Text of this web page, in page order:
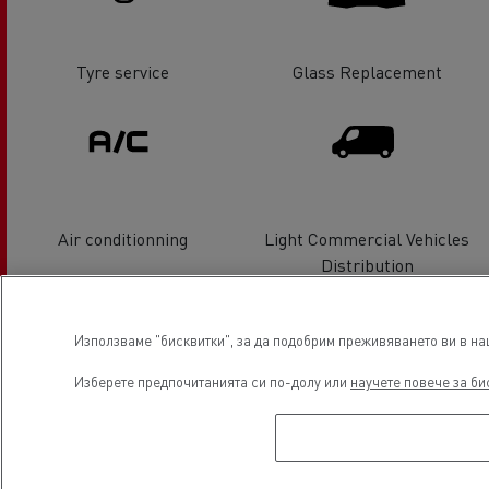
Tyre service Glass Replacement
Air conditionning
Light Commercial Vehicles
Distribution
Използваме "бисквитки", за да подобрим преживяването ви в
Изберете предпочитанията си по-долу или научете повече за